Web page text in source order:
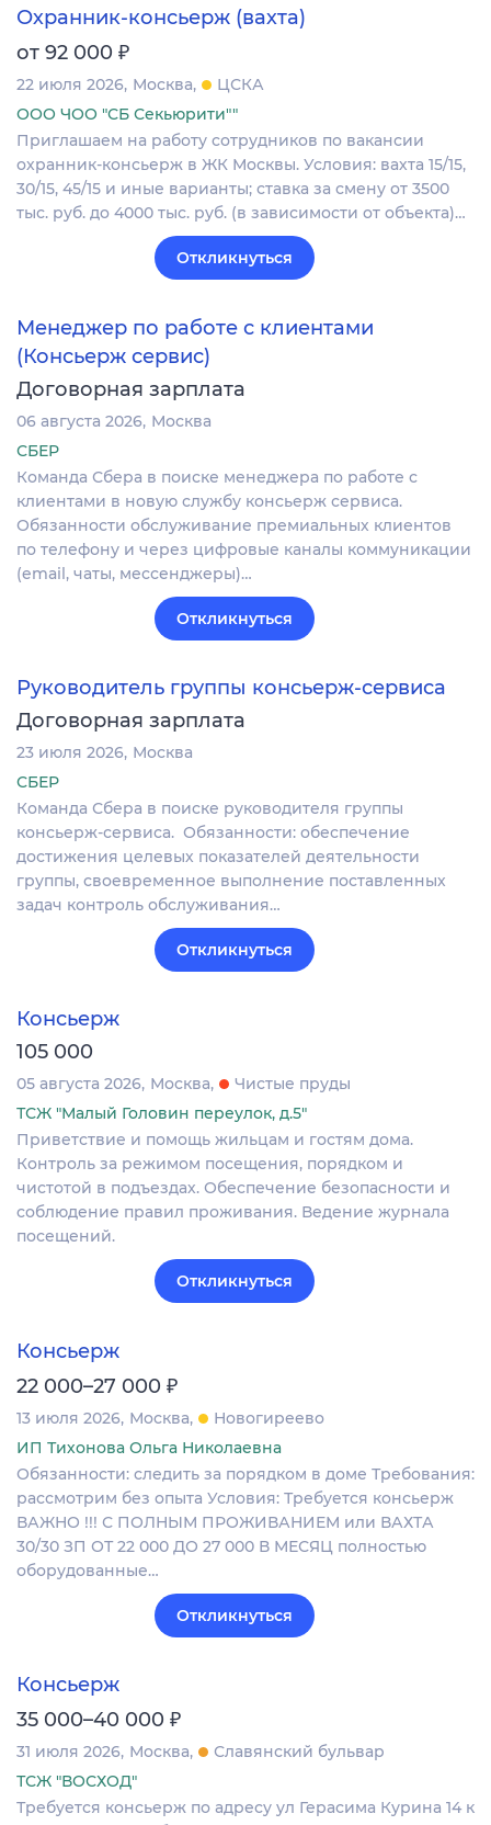
Охранник-консьерж (вахта)
от 92 000 ₽
22 июля 2026 Москва
ЦСКА
ООО ЧОО "СБ Секьюрити""
Приглашаем нa работу сотрудников по вакансии
охранник-консьерж в ЖК Москвы. Условия: вахта 15/15,
30/15, 45/15 и иные варианты; ставка зa смену от 3500
тыс. руб. дo 4000 тыс. pуб. (в зависимости от объекта)…
Откликнуться
Менеджер по работе с клиентами
(Консьерж сервис)
Договорная зарплата
06 августа 2026 Москва
СБЕР
Команда Сбера в поиске менеджера по работе с
клиентами в новую службу консьерж сервиса.
Обязанности обслуживание премиальных клиентов
по телефону и через цифровые каналы коммуникации
(email, чаты, мессенджеры)…
Откликнуться
Руководитель группы консьерж-сервиса
Договорная зарплата
23 июля 2026 Москва
СБЕР
Команда Сбера в поиске руководителя группы
консьерж-сервиса. Обязанности: обеспечение
достижения целевых показателей деятельности
группы, своевременное выполнение поставленных
задач контроль обслуживания…
Откликнуться
Консьерж
105 000
05 августа 2026 Москва
Чистые пруды
ТСЖ "Малый Головин переулок, д.5"
Приветствие и помощь жильцам и гостям дома.
Контроль за режимом посещения, порядком и
чистотой в подъездах. Обеспечение безопасности и
соблюдение правил проживания. Ведение журнала
посещений.
Откликнуться
Консьерж
22 000–27 000 ₽
13 июля 2026 Москва
Новогиреево
ИП Тихонова Ольга Николаевна
Обязанности: следить за порядком в доме Требования:
рассмотрим без опыта Условия: Требуется консьерж
ВАЖНО !!! С ПОЛНЫМ ПРОЖИВАНИЕМ или ВАХТА
30/30 ЗП ОТ 22 000 ДО 27 000 В МЕСЯЦ полностью
оборудованные…
Откликнуться
Консьерж
35 000–40 000 ₽
31 июля 2026 Москва
Славянский бульвар
ТСЖ "ВОСХОД"
Требуется консьерж по адресу ул Герасима Курина 14 к